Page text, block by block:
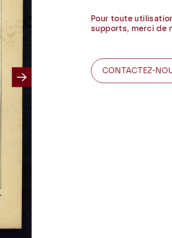
Pour toute
supports, merci de
CONTACTEZ-